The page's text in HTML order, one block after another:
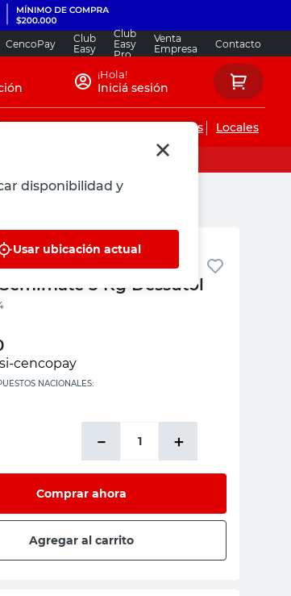
CencoPay
Club
Easy
Club
Easy
Pro
Venta
Empresa
Contacto
disponibilidad y
Usar ubicación actual
¡Hola!
Iniciá sesión
Servicios de instalaciones Locales
Reflectiva Ultra
5 Kg Dessutol
NACIONALES:
＋
－
Comprar ahora
Agregar al carrito